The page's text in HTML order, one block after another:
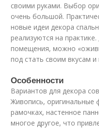
своими руками. Выбор
очень большой.
новые идеи декора
реализуются на
помещения, можно
под стать своим вкусам
Особенности
Вариантов для декора
Живопись, оригинальные
рамочках, настенное
многое другое, что